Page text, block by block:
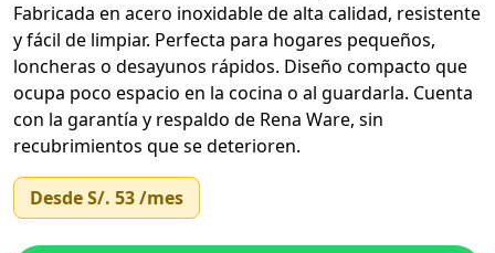
Fabricada en acero inoxidable de alta calidad, resistente
y fácil de limpiar. Perfecta para hogares pequeños,
loncheras o desayunos rápidos. Diseño compacto que
ocupa poco espacio en la cocina o al guardarla. Cuenta
con la garantía y respaldo de Rena Ware, sin
recubrimientos que se deterioren.
DesdeS/. 53/mes